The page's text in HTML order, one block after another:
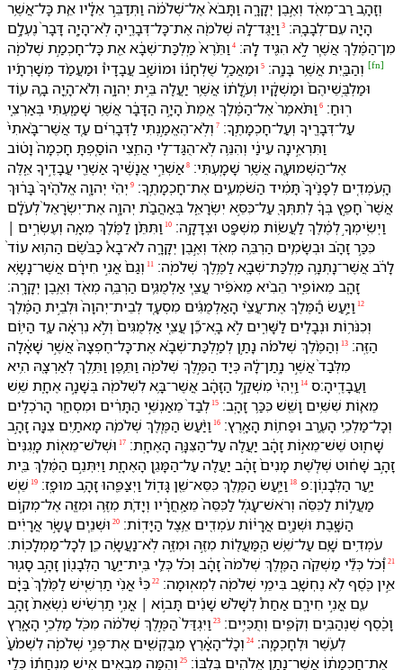
וְ⁠זָהָ֛ב רַב־מְאֹ֖ד וְ⁠אֶ֣בֶן יְקָרָ֑ה וַ⁠תָּבֹא֙ אֶל־שְׁלֹמֹ֔ה וַ⁠תְּדַבֵּ֣ר אֵלָ֔י⁠ו אֵ֛ת כָּל־אֲשֶׁ֥ר
הָיָ֖ה עִם־לְבָבָֽ⁠הּ׃ 3 וַ⁠יַּגֶּד־לָ֥⁠הּ שְׁלֹמֹ֖ה אֶת־כָּל־דְּבָרֶ֑י⁠הָ לֹֽא־הָיָ֤ה דָּבָר֙ נֶעְלָ֣ם
מִן־הַ⁠מֶּ֔לֶךְ אֲשֶׁ֧ר לֹ֦א הִגִּ֖יד לָֽ⁠הּ׃ 4 וַ⁠תֵּ֨רֶא֙ מַֽלְכַּת־שְׁבָ֔א אֵ֖ת כָּל־חָכְמַ֣ת שְׁלֹמֹ֑ה
וְ⁠הַ⁠בַּ֖יִת אֲשֶׁ֥ר בָּנָֽה׃ 5 [fn]
וּ⁠מַלְבֻּֽשֵׁי⁠הֶם֙ וּ⁠מַשְׁקָ֔י⁠ו וְ⁠עֹ֣לָת֔⁠וֹ אֲשֶׁ֥ר יַעֲלֶ֖ה בֵּ֣ית יְהוָ֑ה וְ⁠לֹא־הָ֥יָה בָ֛⁠הּ ע֖וֹד
רֽוּחַ׃ 6 וַ⁠תֹּ֨אמֶר֙ אֶל־הַ⁠מֶּ֔לֶךְ אֱמֶת֙ הָיָ֣ה הַ⁠דָּבָ֔ר אֲשֶׁ֥ר שָׁמַ֖עְתִּי בְּ⁠אַרְצִ֑⁠י
עַל־דְּבָרֶ֖י⁠ךָ וְ⁠עַל־חָכְמָתֶֽ⁠ךָ׃ 7 וְ⁠לֹֽא־הֶאֱמַ֣נְתִּי לַ⁠דְּבָרִ֗ים עַ֤ד אֲשֶׁר־בָּ֨אתִי֙
וַ⁠תִּרְאֶ֣ינָה עֵינַ֔⁠י וְ⁠הִנֵּ֥ה לֹֽא־הֻגַּד־לִ֖⁠י הַ⁠חֵ֑צִי הוֹסַ֤פְתָּ חָכְמָה֙ וָ⁠ט֔וֹב
אֶל־הַ⁠שְּׁמוּעָ֖ה אֲשֶׁ֥ר שָׁמָֽעְתִּי׃ 8 אַשְׁרֵ֣י אֲנָשֶׁ֔י⁠ךָ אַשְׁרֵ֖י עֲבָדֶ֣י⁠ךָ אֵ֑לֶּה
הָֽ⁠עֹמְדִ֤ים לְ⁠פָנֶ֨י⁠ךָ֙ תָּמִ֔יד הַ⁠שֹּׁמְעִ֖ים אֶת־חָכְמָתֶֽ⁠ךָ׃ 9 יְהִ֨י יְהוָ֤ה אֱלֹהֶ֨י⁠ךָ֙ בָּר֔וּךְ
אֲשֶׁר֙ חָפֵ֣ץ בְּ⁠ךָ֔ לְ⁠תִתְּ⁠ךָ֖ עַל־כִּסֵּ֣א יִשְׂרָאֵ֑ל בְּ⁠אַהֲבַ֨ת יְהוָ֤ה אֶת־יִשְׂרָאֵל֙ לְ⁠עֹלָ֔ם
וַ⁠יְשִֽׂימְ⁠ךָ֣ לְ⁠מֶ֔לֶךְ לַ⁠עֲשׂ֥וֹת מִשְׁפָּ֖ט וּ⁠צְדָקָֽה׃ 10 וַ⁠תִּתֵּ֨ן לַ⁠מֶּ֜לֶךְ מֵאָ֥ה וְ⁠עֶשְׂרִ֣ים ׀
כִּכַּ֣ר זָהָ֗ב וּ⁠בְשָׂמִ֛ים הַרְבֵּ֥ה מְאֹ֖ד וְ⁠אֶ֣בֶן יְקָרָ֑ה לֹא־בָא֩ כַ⁠בֹּ֨שֶׂם הַ⁠ה֥וּא עוֹד֙
לָ⁠רֹ֔ב אֲשֶׁר־נָתְנָ֥ה מַֽלְכַּת־שְׁבָ֖א לַ⁠מֶּ֥לֶךְ שְׁלֹמֹֽה׃ 11 וְ⁠גַם֙ אֳנִ֣י חִירָ֔ם אֲשֶׁר־נָשָׂ֥א
זָהָ֖ב מֵ⁠אוֹפִ֑יר הֵבִ֨יא מֵ⁠אֹפִ֜יר עֲצֵ֧י אַלְמֻגִּ֛ים הַרְבֵּ֥ה מְאֹ֖ד וְ⁠אֶ֥בֶן יְקָרָֽה׃
12 וַ⁠יַּ֣עַשׂ הַ֠⁠מֶּלֶךְ אֶת־עֲצֵ֨י הָ⁠אַלְמֻגִּ֜ים מִסְעָ֤ד לְ⁠בֵית־יְהוָה֙ וּ⁠לְ⁠בֵ֣ית הַ⁠מֶּ֔לֶךְ
וְ⁠כִנֹּר֥וֹת וּ⁠נְבָלִ֖ים לַ⁠שָּׁרִ֑ים לֹ֣א בָֽא־כֵ֞ן עֲצֵ֤י אַלְמֻגִּים֙ וְ⁠לֹ֣א נִרְאָ֔ה עַ֖ד הַ⁠יּ֥וֹם
הַ⁠זֶּֽה׃ 13 וְ⁠הַ⁠מֶּ֨לֶךְ שְׁלֹמֹ֜ה נָתַ֣ן לְ⁠מַֽלְכַּת־שְׁבָ֗א אֶת־כָּל־חֶפְצָ⁠הּ֙ אֲשֶׁ֣ר שָׁאָ֔לָה
מִ⁠לְּ⁠בַד֙ אֲשֶׁ֣ר נָֽתַן־לָ֔⁠הּ כְּ⁠יַ֖ד הַ⁠מֶּ֣לֶךְ שְׁלֹמֹ֑ה וַ⁠תֵּ֛פֶן וַ⁠תֵּ֥לֶךְ לְ⁠אַרְצָ֖⁠הּ הִ֥יא
וַ⁠עֲבָדֶֽי⁠הָ׃ס 14 וַֽ⁠יְהִי֙ מִשְׁקַ֣ל הַ⁠זָּהָ֔ב אֲשֶׁר־בָּ֥א לִ⁠שְׁלֹמֹ֖ה בְּ⁠שָׁנָ֣ה אֶחָ֑ת שֵׁ֥שׁ
מֵא֛וֹת שִׁשִּׁ֥ים וָ⁠שֵׁ֖שׁ כִּכַּ֥ר זָהָֽב׃ 15 לְ⁠בַד֙ מֵ⁠אַנְשֵׁ֣י הַ⁠תָּרִ֔ים וּ⁠מִסְחַ֖ר הָ⁠רֹכְלִ֑ים
וְ⁠כָל־מַלְכֵ֥י הָ⁠עֶ֖רֶב וּ⁠פַח֥וֹת הָ⁠אָֽרֶץ׃ 16 וַ⁠יַּ֨עַשׂ הַ⁠מֶּ֧לֶךְ שְׁלֹמֹ֛ה מָאתַ֥יִם צִנָּ֖ה זָהָ֣ב
שָׁח֑וּט שֵׁשׁ־מֵא֣וֹת זָהָ֔ב יַעֲלֶ֖ה עַל־הַ⁠צִּנָּ֥ה הָ⁠אֶחָֽת׃ 17 וּ⁠שְׁלֹשׁ־מֵא֤וֹת מָֽגִנִּים֙
זָהָ֣ב שָׁח֔וּט שְׁלֹ֤שֶׁת מָנִים֙ זָהָ֔ב יַעֲלֶ֖ה עַל־הַ⁠מָּגֵ֣ן הָ⁠אֶחָ֑ת וַ⁠יִּתְּנֵ֣⁠ם הַ⁠מֶּ֔לֶךְ בֵּ֖ית
יַ֥עַר הַ⁠לְּבָנֽוֹן׃פ 18 וַ⁠יַּ֧עַשׂ הַ⁠מֶּ֛לֶךְ כִּסֵּא־שֵׁ֖ן גָּד֑וֹל וַ⁠יְצַפֵּ֖⁠הוּ זָהָ֥ב מוּפָֽז׃ 19 שֵׁ֧שׁ
מַעֲל֣וֹת לַ⁠כִּסֵּ֗ה וְ⁠רֹאשׁ־עָגֹ֤ל לַ⁠כִּסֵּה֙ מֵ⁠אַֽחֲרָ֔י⁠ו וְ⁠יָדֹ֛ת מִ⁠זֶּ֥ה וּ⁠מִ⁠זֶּ֖ה אֶל־מְק֣וֹם
הַ⁠שָּׁ֑בֶת וּ⁠שְׁנַ֣יִם אֲרָי֔וֹת עֹמְדִ֖ים אֵ֥צֶל הַ⁠יָּדֽוֹת׃ 20 וּ⁠שְׁנֵ֧ים עָשָׂ֣ר אֲרָיִ֗ים
עֹמְדִ֥ים שָׁ֛ם עַל־שֵׁ֥שׁ הַֽ⁠מַּעֲל֖וֹת מִ⁠זֶּ֣ה וּ⁠מִ⁠זֶּ֑ה לֹֽא־נַעֲשָׂ֥ה כֵ֖ן לְ⁠כָל־מַמְלָכֽוֹת׃
21 וְ֠⁠כֹל כְּלֵ֞י מַשְׁקֵ֨ה הַ⁠מֶּ֤לֶךְ שְׁלֹמֹה֙ זָהָ֔ב וְ⁠כֹ֗ל כְּלֵ֛י בֵּֽית־יַ֥עַר הַ⁠לְּבָנ֖וֹן זָהָ֣ב סָג֑וּר
אֵ֣ין כֶּ֗סֶף לֹ֥א נֶחְשָׁ֛ב בִּ⁠ימֵ֥י שְׁלֹמֹ֖ה לִ⁠מְאֽוּמָה׃ 22 כִּי֩ אֳנִ֨י תַרְשִׁ֤ישׁ לַ⁠מֶּ֨לֶךְ֙ בַּ⁠יָּ֔ם
עִ֖ם אֳנִ֣י חִירָ֑ם אַחַת֩ לְ⁠שָׁלֹ֨שׁ שָׁנִ֜ים תָּב֣וֹא ׀ אֳנִ֣י תַרְשִׁ֗ישׁ נֹֽשְׂאֵת֙ זָהָ֣ב
וָ⁠כֶ֔סֶף שֶׁנְהַבִּ֥ים וְ⁠קֹפִ֖ים וְ⁠תֻכִּיִּֽים׃ 23 וַ⁠יִּגְדַּל֙ הַ⁠מֶּ֣לֶךְ שְׁלֹמֹ֔ה מִ⁠כֹּ֖ל מַלְכֵ֣י הָ⁠אָ֑רֶץ
לְ⁠עֹ֖שֶׁר וּ⁠לְ⁠חָכְמָֽה׃ 24 וְ⁠כָ֨ל־הָ⁠אָ֔רֶץ מְבַקְשִׁ֖ים אֶת־פְּנֵ֣י שְׁלֹמֹ֑ה לִ⁠שְׁמֹ֨עַ֙
אֶת־חָכְמָת֔⁠וֹ אֲשֶׁר־נָתַ֥ן אֱלֹהִ֖ים בְּ⁠לִבּֽ⁠וֹ׃ 25 וְ⁠הֵ֣מָּה מְבִאִ֣ים אִ֣ישׁ מִנְחָת֡⁠וֹ כְּלֵ֣י